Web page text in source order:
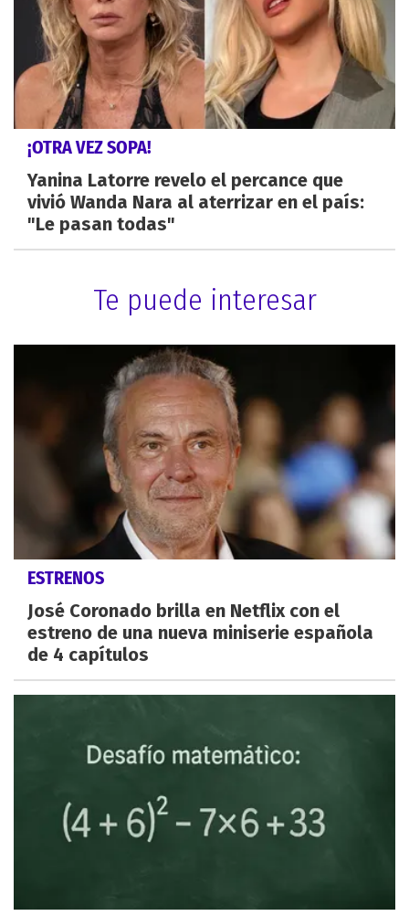
¡OTRA VEZ SOPA!
Yanina Latorre revelo el percance que
vivió Wanda Nara al aterrizar en el país:
"Le pasan todas"
Te puede interesar
ESTRENOS
José Coronado brilla en Netflix con el
estreno de una nueva miniserie española
de 4 capítulos